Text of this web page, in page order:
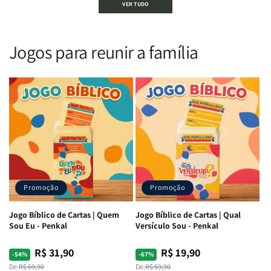
Almeida
Letra
Média
Full
Color
Brochura
Rei
Leão
Almeida
Letra
Média
&amp;
Full
Color
|
Brochura
|
Rei
Leão
PPM
|
|
Full
Color
Capa
Dura
Harpa
|
-
Cruz
Laranja
|
Full
Color
|
Capa
Dura
Harpa
|
-
Cruz
Laranja
VER TUDO
Jogos para reunir a família
Promoção
Jogo Bíblico de Cartas | Quem
Sou Eu - Penkal
-54%
Preço
De:R$ 69,90
PreçoR$ 31,90
Promoção
Jogo Bíblico de Cartas | Qual
Versículo Sou - Penkal
-67%
Preço
De:R$ 59,90
PreçoR$ 19,90